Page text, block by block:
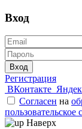
Вход
Вход
Регистрация
ВКонтакте
Согласен на
пользовательское
Наверх